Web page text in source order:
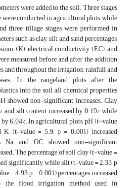
were added to the soil. Three stages
conducted in agricultural plots, while
three tillage stages were performed in
such as clay, silt, and sand percentages,
(K), electrical conductivity (EC), and
measured before and after the addition
and throughout the irrigation, rainfall, and
In the rangeland plots, after the
into the soil, all chemical properties
showed non-significant increases. Clay
and silt content increased by 0.19%, while
by 6.04%. In agricultural plots, pH (t-value
(t-value = 5.9, p = 0.001) increased
Na and OC showed non-significant
The percentage of soil clay (t-value =
significantly, while silt (t-value = 2.33, p
= 4.93, p = 0.001) percentages increased
the flood irrigation method used in